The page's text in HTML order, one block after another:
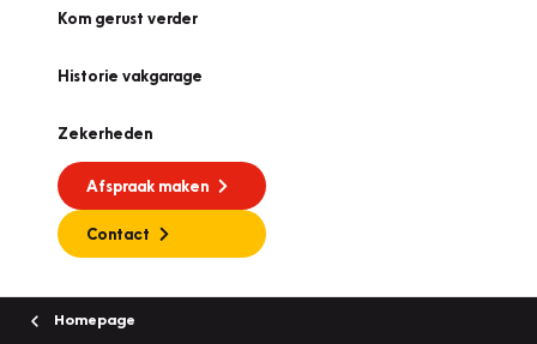
Kom gerust verder
Historie vakgarage
Zekerheden
Afspraak maken
Contact
Homepage